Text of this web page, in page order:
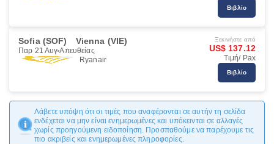
Βιβλίο
Sofia (SOF) Vienna (VIE)
Παρ 21 Αυγ Απευθείας
Ryanair
Ξεκινήστε από
US$ 137.12
Τιμή/ Pax
Βιβλίο
Λάβετε υπόψη ότι οι τιμές που αναφέρονται σε αυτήν τη σελίδα
ενδέχεται να μην είναι ενημερωμένες και υπόκεινται σε αλλαγές
χωρίς προηγούμενη ειδοποίηση. Προσπαθούμε να παρέχουμε τις
πιο ακριβείς και ενημερωμένες πληροφορίες.